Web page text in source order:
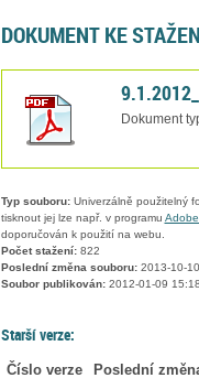
DOKUMENT KE
Dokument
Typ souboru:Univerzálně použitelný
tisknout jej lze např. v programu
doporučován k použití na webu.
Počet stažení:822
Poslední změna souboru:2013-10-
Soubor publikován:2012-01-09
Starší verze:
Číslo verze Poslední